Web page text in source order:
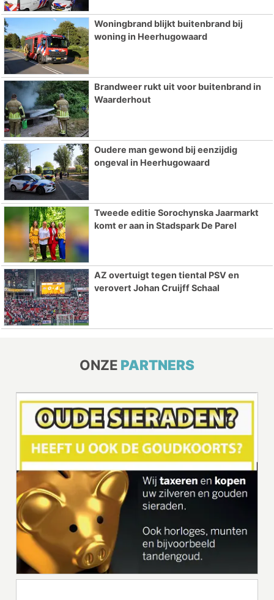
Woningbrand blijkt buitenbrand bij
woning in Heerhugowaard
Brandweer rukt uit voor buitenbrand in
Waarderhout
Oudere man gewond bij eenzijdig
ongeval in Heerhugowaard
Tweede editie Sorochynska Jaarmarkt
komt er aan in Stadspark De Parel
AZ overtuigt tegen tiental PSV en
verovert Johan Cruijff Schaal
ONZE PARTNERS